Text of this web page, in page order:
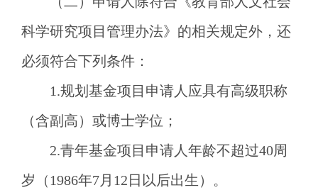
科学研究项目管理办法》的相关规定外，还
必须符合下列条件：
1.规划基金项目申请人应具有高级职称
（含副高）或博士学位；
2.青年基金项目申请人年龄不超过40周
岁（1986年7月12日以后出生）。